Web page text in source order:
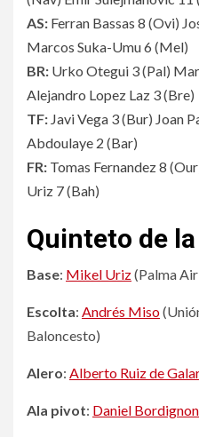
AS: Ferran Bassas 8 (Ovi)
Marcos Suka-Umu 6 (Mel)
BR: Urko Otegui 3(Pal)
Alejandro Lopez Laz 3(Bre)
TF: Javi Vega 3(Bur) Joan
Abdoulaye 2 (Bar)
FR: Tomas Fernandez 8 (Our
Uriz 7(Bah)
Quinteto de
Base: Mikel Uriz(Palma
Escolta: Andrés Miso
Baloncesto)
Alero: Alberto Ruiz de
Ala pivot: Daniel Bordignon